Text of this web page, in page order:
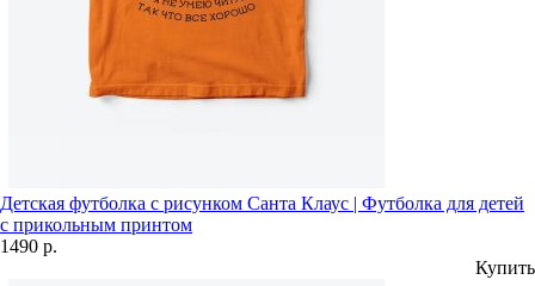
Детская футболка с рисунком Санта Клаус | Футболка для детей
с прикольным принтом
1490 р.
Купить